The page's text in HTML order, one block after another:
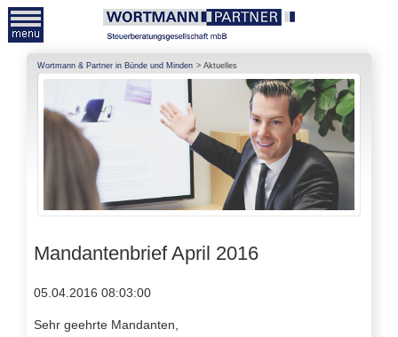
Wortmann & Partner in Bünde und Minden Aktuelles
Mandantenbrief April 2016
05.04.2016 08:03:00
Sehr geehrte Mandanten,